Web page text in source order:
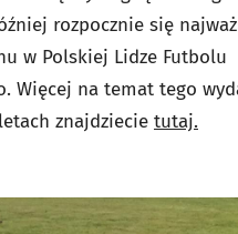
rozpocznie się
w Polskiej Lidze Futbolu
Więcej na temat tego
znajdziecie tutaj.